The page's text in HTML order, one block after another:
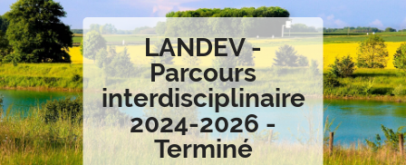
LANDEV -
Parcours
interdisciplinaire
2024-2026 -
Terminé